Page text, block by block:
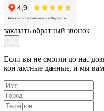
заказать обратный звонок
Если вы не смогли до нас
контактные данные, и мы